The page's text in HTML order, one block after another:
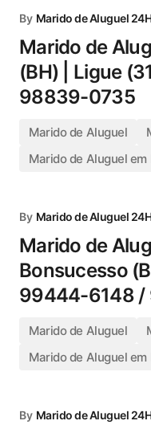
By Marido de Aluguel
Marido de
(BH) | Ligue
98839-0735
Marido de Aluguel
Marido de Aluguel
By Marido de Aluguel
Marido de
Bonsucesso
99444-6148
Marido de Aluguel
Marido de Aluguel
By Marido de Aluguel